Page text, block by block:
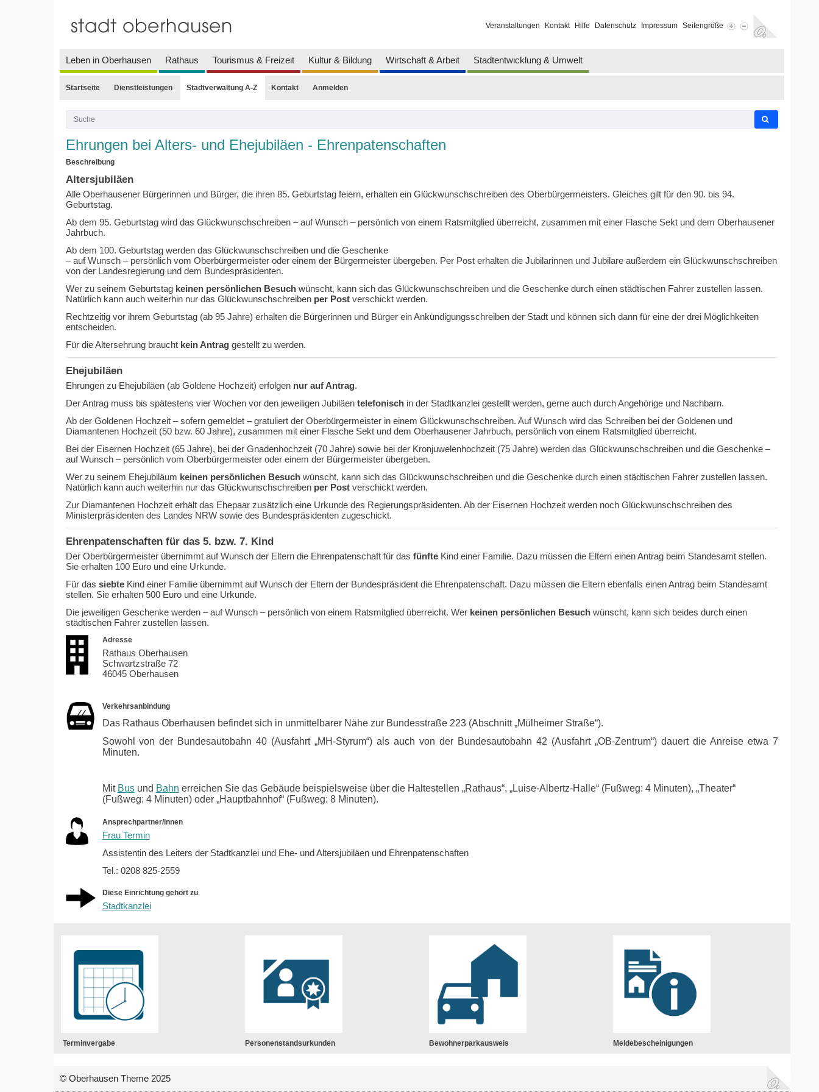
Veranstaltungen Kontakt Hilfe Datenschutz Impressum Seitengröße
Leben in Oberhausen Rathaus Tourismus & Freizeit Kultur & Bildung Wirtschaft & Arbeit Stadtentwicklung & Umwelt
Startseite Dienstleistungen Stadtverwaltung A-Z Kontakt Anmelden
Ehrungen bei Alters- und Ehejubiläen - Ehrenpatenschaften
Beschreibung
Altersjubiläen
Alle Oberhausener Bürgerinnen und Bürger, die ihren 85. Geburtstag feiern, erhalten ein Glückwunschschreiben des Oberbürgermeisters. Gleiches gilt für den 90. bis 94.
Geburtstag.
Ab dem 95. Geburtstag wird das Glückwunschschreiben – auf Wunsch – persönlich von einem Ratsmitglied überreicht, zusammen mit einer Flasche Sekt und dem Oberhausener
Jahrbuch.
Ab dem 100. Geburtstag werden das Glückwunschschreiben und die Geschenke
– auf Wunsch – persönlich vom Oberbürgermeister oder einem der Bürgermeister übergeben. Per Post erhalten die Jubilarinnen und Jubilare außerdem ein Glückwunschschreiben
von der Landesregierung und dem Bundespräsidenten.
Wer zu seinem Geburtstagkeinen persönlichen Besuch wünscht, kann sich das Glückwunschschreiben und die Geschenke durch einen städtischen Fahrer zustellen lassen.
Natürlich kann auch weiterhin nur das Glückwunschschreiben per Postverschickt werden.
Rechtzeitig vor ihrem Geburtstag (ab 95 Jahre) erhalten die Bürgerinnen und Bürger ein Ankündigungsschreiben der Stadt und können sich dann für eine der drei Möglichkeiten
entscheiden.
Für die Altersehrung braucht kein Antrag gestellt zu werden.
Ehejubiläen
Ehrungen zu Ehejubiläen (ab Goldene Hochzeit) erfolgen nur auf Antrag.
Der Antrag muss bis spätestens vier Wochen vor den jeweiligen Jubiläen telefonisch in der Stadtkanzlei gestellt werden, gerne auch durch Angehörige und Nachbarn.
Ab der Goldenen Hochzeit – sofern gemeldet – gratuliert der Oberbürgermeister in einem Glückwunschschreiben. Auf Wunsch wird das Schreiben bei der Goldenen und
Diamantenen Hochzeit (50 bzw. 60 Jahre), zusammen mit einer Flasche Sekt und dem Oberhausener Jahrbuch, persönlich von einem Ratsmitglied überreicht.
Bei der Eisernen Hochzeit (65 Jahre), bei der Gnadenhochzeit (70 Jahre) sowie bei der Kronjuwelenhochzeit (75 Jahre) werden das Glückwunschschreiben und die Geschenke –
auf Wunsch – persönlich vom Oberbürgermeister oder einem der Bürgermeister übergeben.
Wer zu seinem Ehejubiläum keinen persönlichen Besuchwünscht, kann sich das Glückwunschschreiben und die Geschenke durch einen städtischen Fahrer zustellen lassen.
Natürlich kann auch weiterhin nur das Glückwunschschreiben per Post verschickt werden.
Zur Diamantenen Hochzeit erhält das Ehepaar zusätzlich eine Urkunde des Regierungspräsidenten. Ab der Eisernen Hochzeit werden noch Glückwunschschreiben des
Ministerpräsidenten des Landes NRW sowie des Bundespräsidenten zugeschickt.
Ehrenpatenschaften für das 5. bzw. 7. Kind
Der Oberbürgermeister übernimmt auf Wunsch der Eltern die Ehrenpatenschaft für das fünfte Kind einer Familie. Dazu müssen die Eltern einen Antrag beim Standesamt stellen.
Sie erhalten 100 Euro und eine Urkunde.
Für das siebte Kind einer Familie übernimmt auf Wunsch der Eltern der Bundespräsident die Ehrenpatenschaft. Dazu müssen die Eltern ebenfalls einen Antrag beim Standesamt
stellen. Sie erhalten 500 Euro und eine Urkunde.
Die jeweiligen Geschenke werden – auf Wunsch – persönlich von einem Ratsmitglied überreicht. Wer keinen persönlichen Besuchwünscht, kann sich beides durch einen
städtischen Fahrer zustellen lassen.
Adresse
Rathaus Oberhausen
Schwartzstraße 72
46045 Oberhausen
Verkehrsanbindung
Das Rathaus Oberhausen befindet sich in unmittelbarer Nähe zur Bundesstraße 223 (Abschnitt „Mülheimer Straße“).
Sowohl von der Bundesautobahn 40 (Ausfahrt „MH-Styrum“) als auch von der Bundesautobahn 42 (Ausfahrt „OB-Zentrum“) dauert die Anreise etwa 7
Minuten.
Mit Busund Bahn erreichen Sie das Gebäude beispielsweise über die Haltestellen „Rathaus“, „Luise-Albertz-Halle“ (Fußweg: 4 Minuten), „Theater“
(Fußweg: 4 Minuten) oder „Hauptbahnhof“ (Fußweg: 8 Minuten).
Ansprechpartner/innen
Frau Termin
Assistentin des Leiters der Stadtkanzlei und Ehe- und Altersjubiläen und Ehrenpatenschaften
Tel.: 0208 825-2559
Diese Einrichtung gehört zu
Stadtkanzlei
Terminvergabe Personenstandsurkunden Bewohnerparkausweis Meldebescheinigungen
© Oberhausen Theme 2025